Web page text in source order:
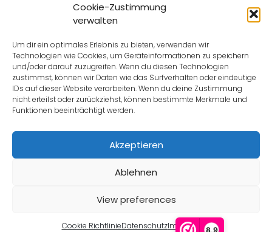
8,9
Cookie-Zustimmung
verwalten
Um dir ein optimales Erlebnis zu bieten, verwenden wir
Technologien wie Cookies, um Geräteinformationen zu speichern
und/oder darauf zuzugreifen. Wenn du diesen Technologien
zustimmst, können wir Daten wie das Surfverhalten oder eindeutige
IDs auf dieser Website verarbeiten. Wenn du deine Zustimmung
nicht erteilst oder zurückziehst, können bestimmte Merkmale und
Funktionen beeinträchtigt werden.
Akzeptieren
Ablehnen
View preferences
Cookie RichtlinieDatenschutzImpressum
Copyright © 2026 Clicmagnetbrille.de | Site By
Die Wertschätzung von www.clicmagnetbrille.de biene
is 9.1/10 gebaseerd op 64
reviews.